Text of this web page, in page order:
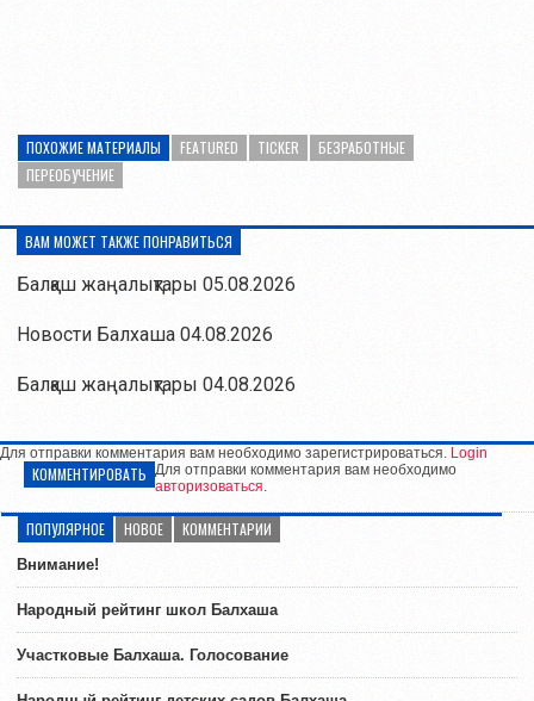
ПОХОЖИЕ МАТЕРИАЛЫ FEATURED TICKER
БЕЗРАБОТНЫЕ
ПЕРЕОБУЧЕНИЕ
ВАМ МОЖЕТ ТАКЖЕ ПОНРАВИТЬСЯ
Балқаш жаңалықтары 05.08.2026
Новости Балхаша 04.08.2026
Балқаш жаңалықтары 04.08.2026
Для отправки комментария вам необходимо зарегистрироваться. Login
КОММЕНТИРОВАТЬ Для отправки комментария вам необходимо
авторизоваться.
ПОПУЛЯРНОЕ НОВОЕ КОММЕНТАРИИ
Внимание!
Народный рейтинг школ Балхаша
Участковые Балхаша. Голосование